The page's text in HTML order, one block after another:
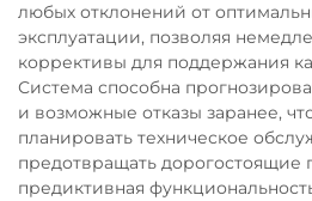
любых отклонений от
эксплуатации, позволяя
коррективы для поддержания
Система способна
и возможные отказы заранее,
планировать техническое
предотвращать дорогостоящие
предиктивная